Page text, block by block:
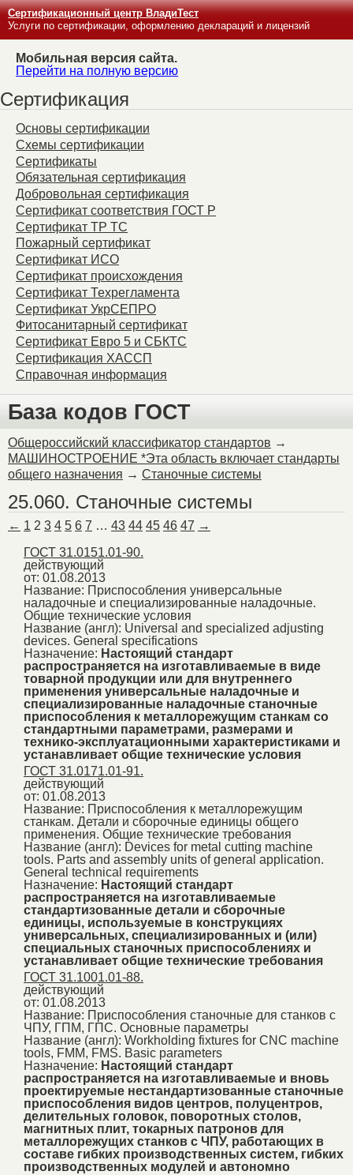
Сертификационный центр ВладиТест
Услуги по сертификации, оформлению деклараций и лицензий
Мобильная версия сайта.
Перейти на полную версию
Сертификация
Основы сертификации
Схемы сертификации
Сертификаты
Обязательная сертификация
Добровольная сертификация
Сертификат соответствия ГОСТ Р
Сертификат ТР ТС
Пожарный сертификат
Сертификат ИСО
Сертификат происхождения
Сертификат Техрегламента
Сертификат УкрСЕПРО
Фитосанитарный сертификат
Сертификат Евро 5 и СБКТС
Сертификация ХАССП
Справочная информация
База кодов ГОСТ
Общероссийский классификатор стандартов →
МАШИНОСТРОЕНИЕ *Эта область включает стандарты
общего назначения → Станочные системы
25.060. Станочные системы
← 1 2 3 4 5 6 7 … 43 44 45 46 47 →
ГОСТ 31.0151.01-90.
действующий
от: 01.08.2013
Название: Приспособления универсальные
наладочные и специализированные наладочные.
Общие технические условия
Название (англ): Universal and specialized adjusting
devices. General specifications
Назначение: Настоящий стандарт
распространяется на изготавливаемые в виде
товарной продукции или для внутреннего
применения универсальные наладочные и
специализированные наладочные станочные
приспособления к металлорежущим станкам со
стандартными параметрами, размерами и
технико-эксплуатационными характеристиками и
устанавливает общие технические условия
ГОСТ 31.0171.01-91.
действующий
от: 01.08.2013
Название: Приспособления к металлорежущим
станкам. Детали и сборочные единицы общего
применения. Общие технические требования
Название (англ): Devices for metal cutting machine
tools. Parts and assembly units of general application.
General technical requirements
Назначение: Настоящий стандарт
распространяется на изготавливаемые
стандартизованные детали и сборочные
единицы, используемые в конструкциях
универсальных, специализированных и (или)
специальных станочных приспособлениях и
устанавливает общие технические требования
ГОСТ 31.1001.01-88.
действующий
от: 01.08.2013
Название: Приспособления станочные для станков с
ЧПУ, ГПМ, ГПС. Основные параметры
Название (англ): Workholding fixtures for CNC machine
tools, FMM, FMS. Basic parameters
Назначение: Настоящий стандарт
распространяется на изготавливаемые и вновь
проектируемые нестандартизованные станочные
приспособления видов центров, полуцентров,
делительных головок, поворотных столов,
магнитных плит, токарных патронов для
металлорежущих станков с ЧПУ, работающих в
составе гибких производственных систем, гибких
производственных модулей и автономно